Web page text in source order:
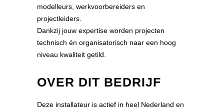
modelleurs, werkvoorbereiders en
projectleiders.
Dankzij jouw expertise worden projecten
technisch én organisatorisch naar een hoog
niveau kwaliteit getild.
OVER DIT BEDRIJF
Deze installateur is actief in heel Nederland en